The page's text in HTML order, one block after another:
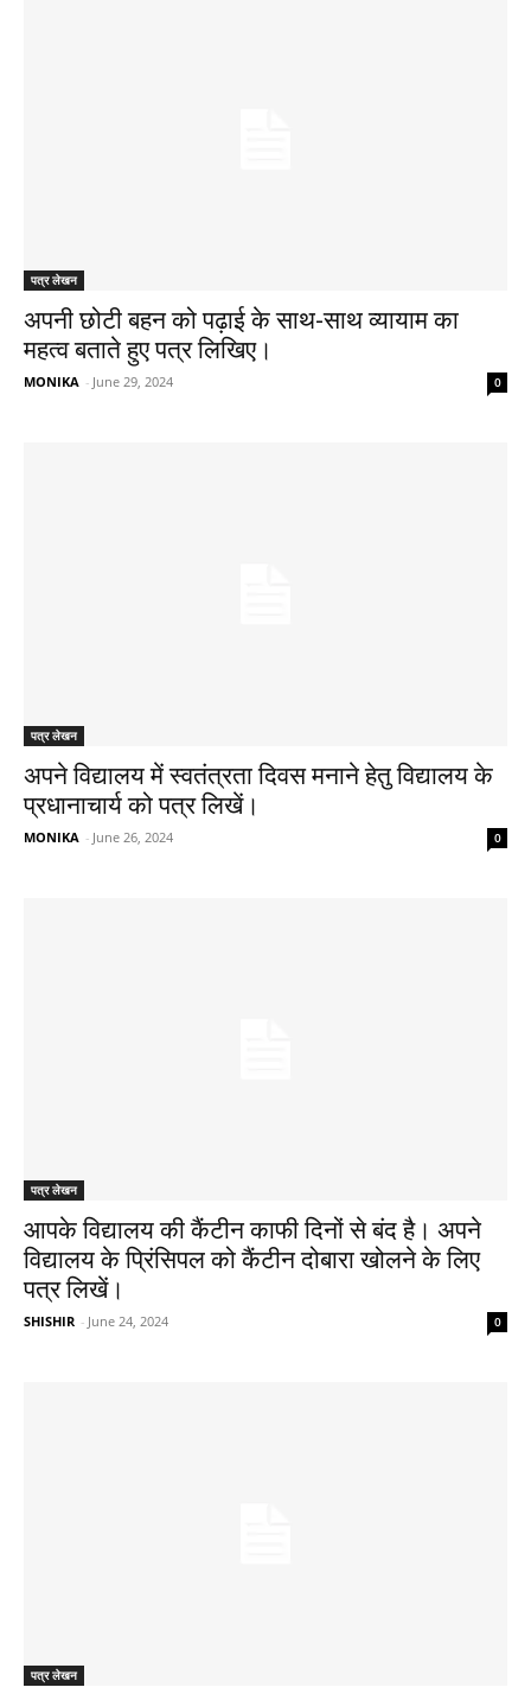
पत्र लेखन
अपनी छोटी बहन को पढ़ाई के साथ-साथ व्यायाम का
महत्व बताते हुए पत्र लिखिए​।
MONIKA - June 29, 2024 0
पत्र लेखन
अपने विद्यालय में स्वतंत्रता दिवस मनाने हेतु विद्यालय के
प्रधानाचार्य को पत्र लिखें।
MONIKA - June 26, 2024 0
पत्र लेखन
आपके विद्यालय की कैंटीन काफी दिनों से बंद है। अपने
विद्यालय के प्रिंसिपल को कैंटीन दोबारा खोलने के लिए
पत्र लिखें।
SHISHIR - June 24, 2024 0
पत्र लेखन